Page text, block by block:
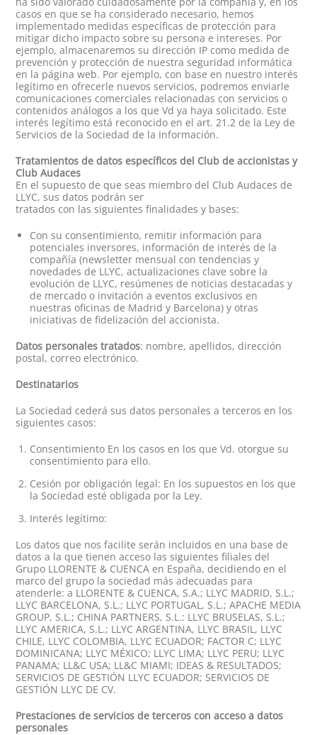
casos en que se ha considerado necesario, hemos
implementado medidas específicas de protección para
mitigar dicho impacto sobre su persona e intereses. Por
ejemplo, almacenaremos su dirección IP como medida de
prevención y protección de nuestra seguridad informática
en la página web. Por ejemplo, con base en nuestro interés
legítimo en ofrecerle nuevos servicios, podremos enviarle
comunicaciones comerciales relacionadas con servicios o
contenidos análogos a los que Vd ya haya solicitado. Este
interés legítimo está reconocido en el art. 21.2 de la Ley de
Servicios de la Sociedad de la Información.
Tratamientos de datos específicos del Club de accionistas y
Club Audaces
En el supuesto de que seas miembro del Club Audaces de
LLYC, sus datos podrán ser
tratados con las siguientes finalidades y bases:
Con su consentimiento, remitir información para
potenciales inversores, información de interés de la
compañía (newsletter mensual con tendencias y
novedades de LLYC, actualizaciones clave sobre la
evolución de LLYC, resúmenes de noticias destacadas y
de mercado o invitación a eventos exclusivos en
nuestras oficinas de Madrid y Barcelona) y otras
iniciativas de fidelización del accionista.
Datos personales tratados: nombre, apellidos, dirección
postal, correo electrónico.
Destinatarios
La Sociedad cederá sus datos personales a terceros en los
siguientes casos:
Consentimiento En los casos en los que Vd. otorgue su
consentimiento para ello.
Cesión por obligación legal: En los supuestos en los que
la Sociedad esté obligada por la Ley.
Interés legítimo:
Los datos que nos facilite serán incluidos en una base de
datos a la que tienen acceso las siguientes filiales del
Grupo LLORENTE & CUENCA en España, decidiendo en el
marco del grupo la sociedad más adecuadas para
atenderle: a LLORENTE & CUENCA, S.A.; LLYC MADRID, S.L.;
LLYC BARCELONA, S.L.; LLYC PORTUGAL, S.L.; APACHE MEDIA
GROUP, S.L.; CHINA PARTNERS, S.L.: LLYC BRUSELAS, S.L.;
LLYC AMERICA, S.L.; LLYC ARGENTINA, LLYC BRASIL, LLYC
CHILE, LLYC COLOMBIA, LLYC ECUADOR; FACTOR C; LLYC
DOMINICANA; LLYC MÉXICO; LLYC LIMA; LLYC PERU; LLYC
PANAMA; LL&C USA; LL&C MIAMI; IDEAS & RESULTADOS;
SERVICIOS DE GESTIÓN LLYC ECUADOR; SERVICIOS DE
GESTIÓN LLYC DE CV.
Prestaciones de servicios de terceros con acceso a datos
personales